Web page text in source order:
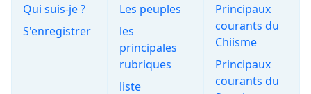
Qui suis-je ?
S'enregistrer
Les peuples
les
principales
rubriques
liste
Principaux
courants du
Chiisme
Principaux
courants du